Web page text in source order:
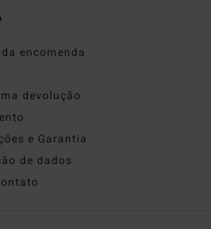
encomenda
devolução
e Garantia
de dados